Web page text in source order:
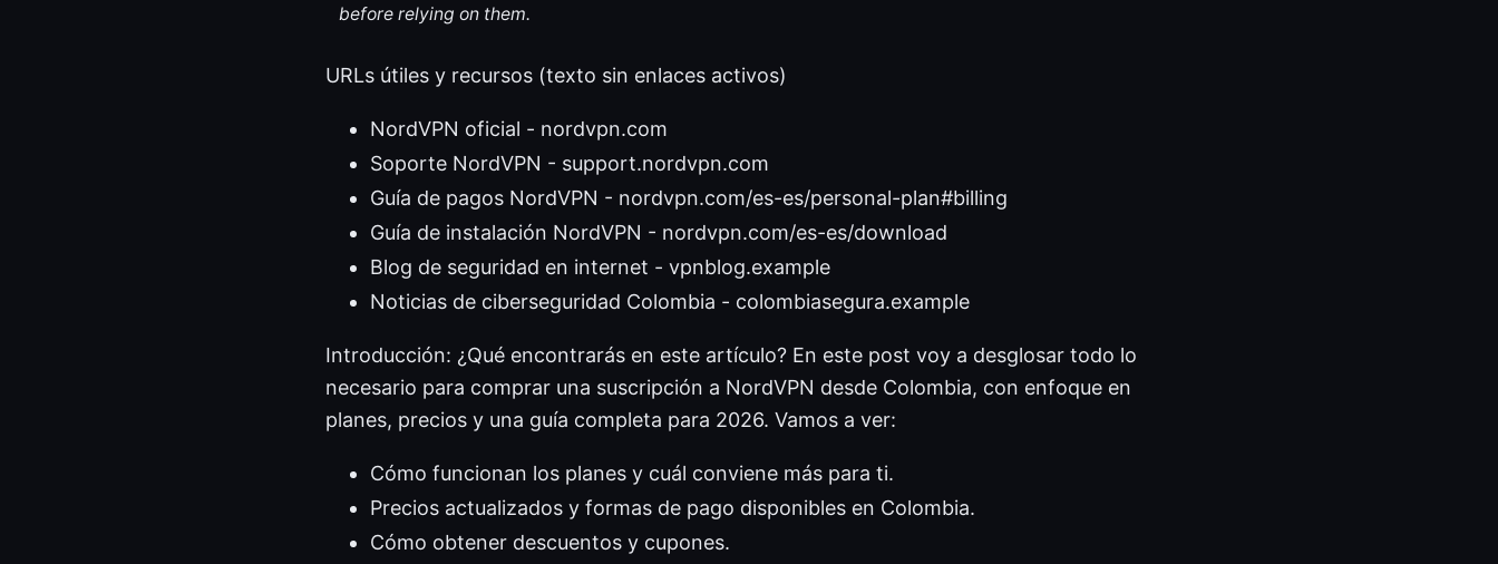
before relying on them.
URLs útiles y recursos (texto sin enlaces activos)
NordVPN oficial - nordvpn.com
Soporte NordVPN - support.nordvpn.com
Guía de pagos NordVPN - nordvpn.com/es-es/personal-plan#billing
Guía de instalación NordVPN - nordvpn.com/es-es/download
Blog de seguridad en internet - vpnblog.example
Noticias de ciberseguridad Colombia - colombiasegura.example
Introducción: ¿Qué encontrarás en este artículo? En este post voy a desglosar todo lo
necesario para comprar una suscripción a NordVPN desde Colombia, con enfoque en
planes, precios y una guía completa para 2026. Vamos a ver:
Cómo funcionan los planes y cuál conviene más para ti.
Precios actualizados y formas de pago disponibles en Colombia.
Cómo obtener descuentos y cupones.